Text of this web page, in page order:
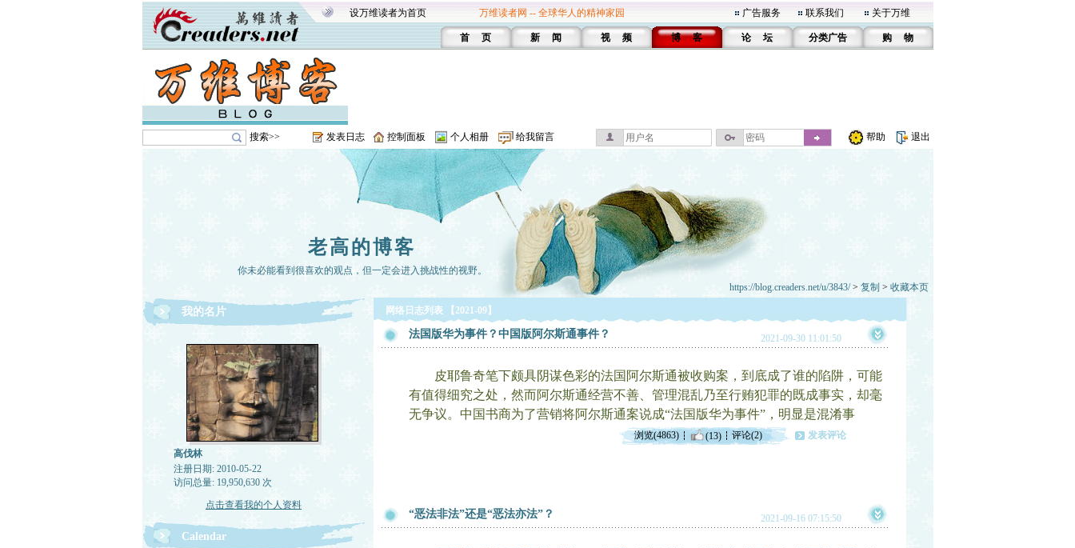
设万维读者为首页 万维读者网 -- 全球华人的精神家园 广告服务 联系我们 关于万维
首 页 新 闻 视 频 博 客 论 坛 分类广告 购 物
搜索>> 发表日志 控制面板 个人相册 给我留言 帮助 退出
老高的博客
你未必能看到很喜欢的观点，但一定会进入挑战性的视野。
https://blog.creaders.net/u/3843/> 复制 > 收藏本页
我的名片
高伐林
注册日期: 2010-05-22
访问总量: 19,950,630 次
点击查看我的个人资料
Calendar
网络日志列表 【2021-09】
法国版华为事件？中国版阿尔斯通事件？ 2021-09-30 11:01:50
皮耶鲁奇笔下颇具阴谋色彩的法国阿尔斯通被收购案，到底成了谁的陷阱，可能
有值得细究之处，然而阿尔斯通经营不善、管理混乱乃至行贿犯罪的既成事实，却毫
无争议。中国书商为了营销将阿尔斯通案说成“法国版华为事件”，明显是混淆事
浏览(4863) (13) 评论(2) 发表评论
“恶法非法”还是“恶法亦法”？ 2021-09-16 07:15:50